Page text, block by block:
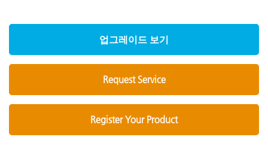
업그레이드 보기
Request Service
Register Your Product